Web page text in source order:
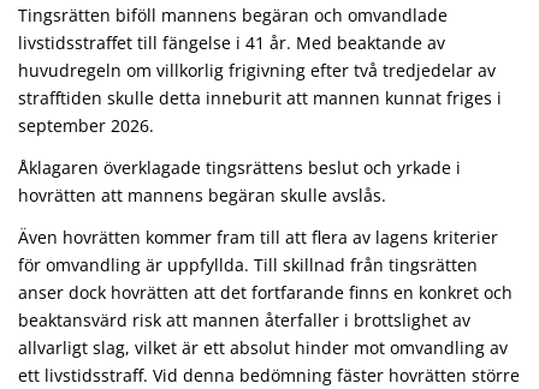
Tingsrätten biföll mannens begäran och omvandlade
livstidsstraf­fet till fängelse i 41 år. Med beaktande av
huvudregeln om villkor­lig frigivning efter två tredjedelar av
strafftiden skulle detta inne­burit att mannen kunnat friges i
september 2026.
Åklagaren överklagade tingsrättens beslut och yrkade i
hovrätten att mannens begäran skulle avslås.
Även hovrätten kommer fram till att flera av lagens kriterier
för omvandling är uppfyllda. Till skillnad från tingsrätten
anser dock hovrät­ten att det fortfarande finns en konkret och
beaktansvärd risk att mannen återfaller i brottslighet av
allvarligt slag, vilket är ett abso­lut hinder mot om­vandling av
ett livstidsstraff. Vid denna bedömning fäster hov­rätten större